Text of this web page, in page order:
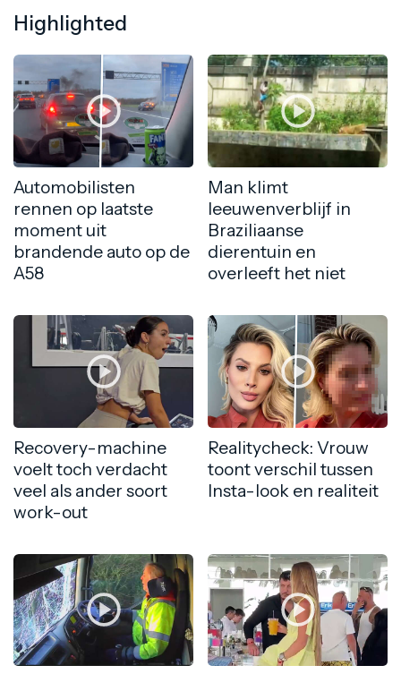
Highlighted
Automobilisten
rennen op laatste
moment uit
brandende auto op de
A58
Man klimt
leeuwenverblijf in
Braziliaanse
dierentuin en
overleeft het niet
Recovery-machine
voelt toch verdacht
veel als ander soort
work-out
Realitycheck: Vrouw
toont verschil tussen
Insta-look en realiteit